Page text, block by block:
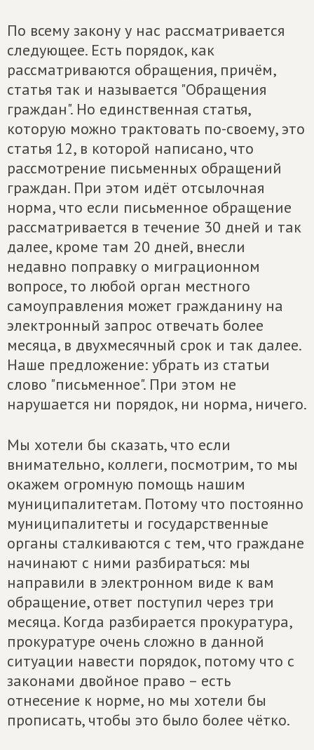
По всему закону у нас рассматривается
следующее. Есть порядок, как
рассматриваются обращения, причём,
статья так и называется "Обращения
граждан". Но единственная статья,
которую можно трактовать по-своему, это
статья 12, в которой написано, что
рассмотрение письменных обращений
граждан. При этом идёт отсылочная
норма, что если письменное обращение
рассматривается в течение 30 дней и так
далее, кроме там 20 дней, внесли
недавно поправку о миграционном
вопросе, то любой орган местного
самоуправления может гражданину на
электронный запрос отвечать более
месяца, в двухмесячный срок и так далее.
Наше предложение: убрать из статьи
слово "письменное". При этом не
нарушается ни порядок, ни норма, ничего.
Мы хотели бы сказать, что если
внимательно, коллеги, посмотрим, то мы
окажем огромную помощь нашим
муниципалитетам. Потому что постоянно
муниципалитеты и государственные
органы сталкиваются с тем, что граждане
начинают с ними разбираться: мы
направили в электронном виде к вам
обращение, ответ поступил через три
месяца. Когда разбирается прокуратура,
прокуратуре очень сложно в данной
ситуации навести порядок, потому что с
законами двойное право – есть
отнесение к норме, но мы хотели бы
прописать, чтобы это было более чётко.